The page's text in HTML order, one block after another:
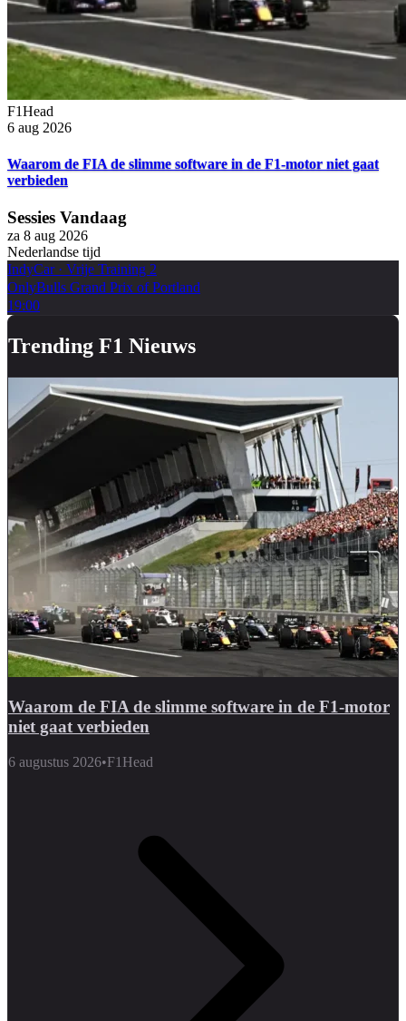
F1Head
6 aug 2026
Waarom de FIA de slimme software in de F1-motor niet gaat
verbieden
Sessies Vandaag
za 8 aug 2026
Nederlandse tijd
IndyCar· Vrije Training 2
OnlyBulls Grand Prix of Portland
19:00
Trending F1 Nieuws
Waarom de FIA de slimme software in de F1-motor
niet gaat verbieden
6 augustus 2026•F1Head